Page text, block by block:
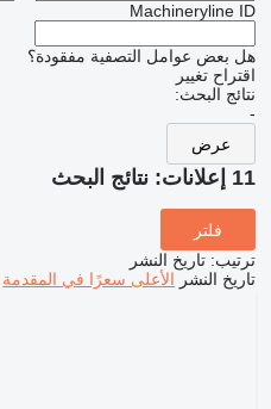
Machineryline ID
هل بعض عوامل التصفية مفقودة؟
اقتراح تغيير
نتائج البحث:
-
عرض
11 إعلانات: نتائج البحث
فلتر
ترتيب: تاريخ النشر
تاريخ النشر الأعلى سعرًا في المقدمة